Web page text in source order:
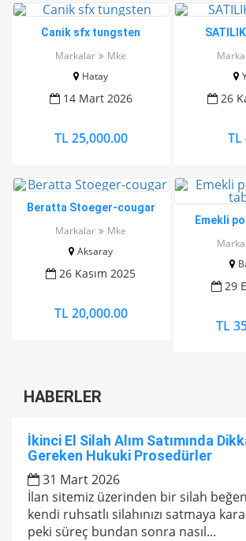
Canik sfx tungsten
Markalar
Mke
Hatay
14 Mart 2026
TL 25,000.00
26
TL
Beratta Stoeger-cougar
Markalar
Mke
Aksaray
26 Kasım 2025
TL 20,000.00
Emekli
29
TL
HABERLER
İkinci El Silah Alım Satımında
Gereken Hukuki Prosedürler
31 Mart 2026
İlan sitemiz üzerinden bir silah
kendi ruhsatlı silahınızı satmaya
peki süreç bundan sonra nasıl...